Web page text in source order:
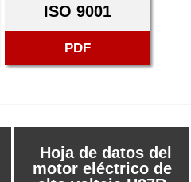
ISO 9001
PDF
Hoja de datos del
motor eléctrico de